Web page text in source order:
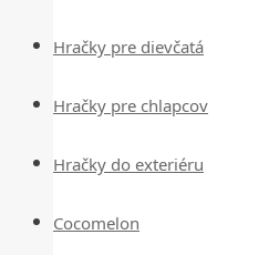
Hračky pre dievčatá
Hračky pre chlapcov
Hračky do exteriéru
Cocomelon